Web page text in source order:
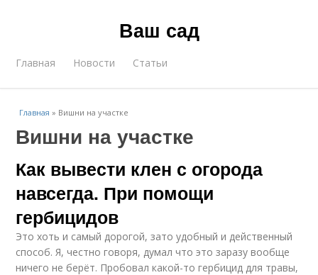
Ваш сад
Главная Новости Статьи
Главная » Вишни на участке
Вишни на участке
Как вывести клен с огорода
навсегда. При помощи
гербицидов
Это хоть и самый дорогой, зато удобный и действенный
способ. Я, честно говоря, думал что это заразу вообще
ничего не берёт. Пробовал какой-то гербицид для травы,